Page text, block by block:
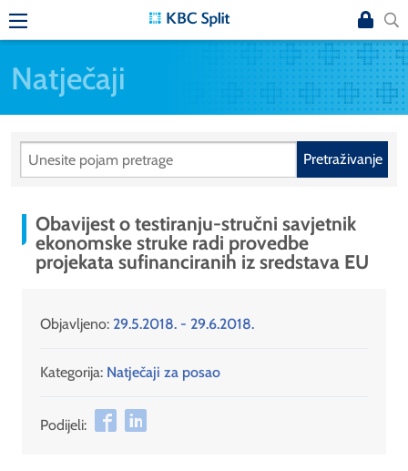
Natječaji
Pretraživanje
Obavijest o testiranju-stručni savjetnik
ekonomske struke radi provedbe
projekata sufinanciranih iz sredstava EU
Objavljeno: 29.5.2018. - 29.6.2018.
Kategorija: Natječaji za posao
Podijeli: